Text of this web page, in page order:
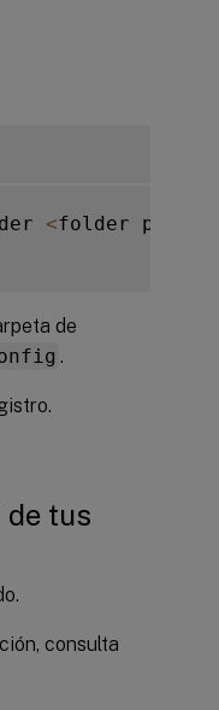
<folder path
de
.
de tus
consulta